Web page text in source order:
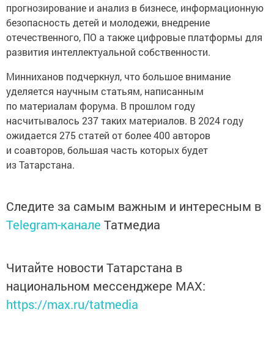
прогнозирование и анализ в бизнесе, информационную
безопасность детей и молодежи, внедрение
отечественного, ПО а также цифровые платформы для
развития интеллектуальной собственности.
Минниханов подчеркнул, что большое внимание
уделяется научным статьям, написанным
по материалам форума. В прошлом году
насчитывалось 237 таких материалов. В 2024 году
ожидается 275 статей от более 400 авторов
и соавторов, большая часть которых будет
из Татарстана.
Следите за самым важным и интересным в
Telegram-канале Татмедиа
Читайте новости Татарстана в
национальном мессенджере MАХ:
https://max.ru/tatmedia